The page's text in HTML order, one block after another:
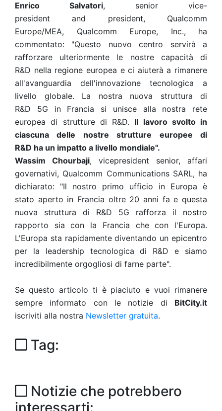
Enrico Salvatori, senior vice-
president and president, Qualcomm
Europe/MEA, Qualcomm Europe, Inc., ha
commentato: "Questo nuovo centro servirà a
rafforzare ulteriormente le nostre capacità di
R&D nella regione europea e ci aiuterà a rimanere
all'avanguardia dell'innovazione tecnologica a
livello globale. La nostra nuova struttura di
R&D 5G in Francia si unisce alla nostra rete
europea di strutture di R&D. Il lavoro svolto in
ciascuna delle nostre strutture europee di
R&D ha un impatto a livello mondiale".
Wassim Chourbaji, vicepresident senior, affari
governativi, Qualcomm Communications SARL, ha
dichiarato: "Il nostro primo ufficio in Europa è
stato aperto in Francia oltre 20 anni fa e questa
nuova struttura di R&D 5G rafforza il nostro
rapporto sia con la Francia che con l'Europa.
L'Europa sta rapidamente diventando un epicentro
per la leadership tecnologica di R&D e siamo
incredibilmente orgogliosi di farne parte".
Se questo articolo ti è piaciuto e vuoi rimanere
sempre informato con le notizie di BitCity.it
iscriviti alla nostra Newsletter gratuita.
Tag:
Notizie che potrebbero
interessarti: